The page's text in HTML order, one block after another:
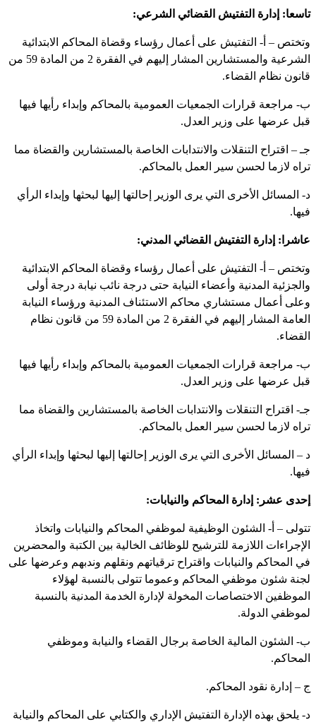
تاسعا: إدارة التفتيش القضائي الشرعي:
وتختص – أ- التفتيش على أعمال رؤساء وقضاة المحاكم الابتدائية
الشرعية والمستشارين المشار إليهم في الفقرة 2 من المادة 59 من
قانون نظام القضاء.
ب- مراجعة قرارات الجمعيات العمومية بالمحاكم وإبداء رأيها فيها
قبل عرضها على وزير العدل.
جـ – اقتراح التنقلات والانتدابات الخاصة بالمستشارين والقضاة مما
تراه لازما لحسن سير العمل بالمحاكم.
د- المسائل الأخرى التي يرى الوزير إحالتها إليها لبحثها وإبداء الرأي
فيها.
عاشرا: إدارة التفتيش القضائي المدني:
وتختص – أ- التفتيش على أعمال رؤساء وقضاة المحاكم الابتدائية
والجزئية المدنية وأعضاء النيابة حتى درجة نائب نيابة درجة أولى
وعلى أعمال مستشاري محاكم الاستئناف المدنية ورؤساء النيابة
العامة المشار إليهم في الفقرة 2 من المادة 59 من قانون نظام
القضاء.
ب- مراجعة قرارات الجمعيات العمومية بالمحاكم وإبداء رأيها فيها
قبل عرضها على وزير العدل.
جـ- اقتراح التنقلات والانتدابات الخاصة بالمستشارين والقضاة مما
تراه لازما لحسن سير العمل بالمحاكم.
د – المسائل الأخرى التي يرى الوزير إحالتها إليها لبحثها وإبداء الرأي
فيها.
إحدى عشر: إدارة المحاكم والنيابات:
تتولى – أ- الشئون الوظيفية لموظفي المحاكم والنيابات واتخاذ
الإجراءات اللازمة للترشيح للوظائف الخالية بين الكتبة والمحضرين
في المحاكم والنيابات واقتراح ترقياتهم ونقلهم وندبهم وعرضها على
لجنة شئون موظفي المحاكم وعموما تتولى بالنسبة لهؤلاء
الموظفين الاختصاصات المخولة لإدارة الخدمة المدنية بالنسبة
لموظفي الدولة.
ب- الشئون المالية الخاصة برجال القضاء والنيابة وموظفي
المحاكم.
ج – إدارة نقود المحاكم.
د- يلحق بهذه الإدارة التفتيش الإداري والكتابي على المحاكم والنيابة